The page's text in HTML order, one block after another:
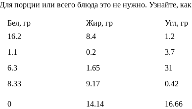
порции или всего блюда это не нужно. Узнайте, как
Бел, гр Жир, гр Угл, гр
16.2 8.4 1.2
1.1 0.2 3.7
6.3 1.65 31
8.33 9.17 0.42
0 14.14 16.66